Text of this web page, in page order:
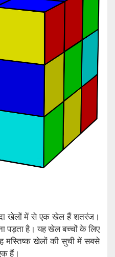
खेलों में से एक खेल हैं शतरंज।
पड़ता है। यह खेल बच्चों के लिए
मस्तिष्क खेलों की सुची में सबसे
हैं।